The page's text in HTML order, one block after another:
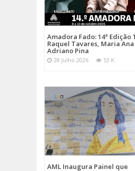
Amadora Fado: 14ª Edição
Raquel Tavares, Maria Ana
Adriano Pina
28 Julho 2026 53 K
AML Inaugura Painel que